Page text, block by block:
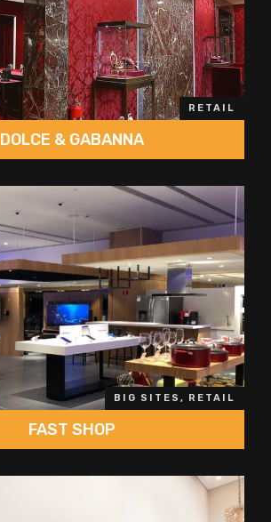
RETAIL
DOLCE & GABANNA
BIG SITES, RETAIL
FAST SHOP